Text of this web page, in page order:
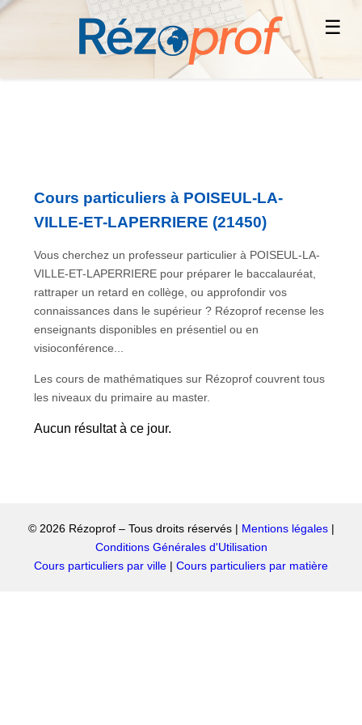
☰
Cours particuliers à POISEUL-LA-
VILLE-ET-LAPERRIERE (21450)
Vous cherchez un professeur particulier à POISEUL-LA-
VILLE-ET-LAPERRIERE pour préparer le baccalauréat,
rattraper un retard en collège, ou approfondir vos
connaissances dans le supérieur ? Rézoprof recense les
enseignants disponibles en présentiel ou en
visioconférence...
Les cours de mathématiques sur Rézoprof couvrent tous
les niveaux du primaire au master.
Aucun résultat à ce jour.
© 2026 Rézoprof – Tous droits réservés | Mentions légales|
Conditions Générales d'Utilisation
Cours particuliers par ville | Cours particuliers par matière